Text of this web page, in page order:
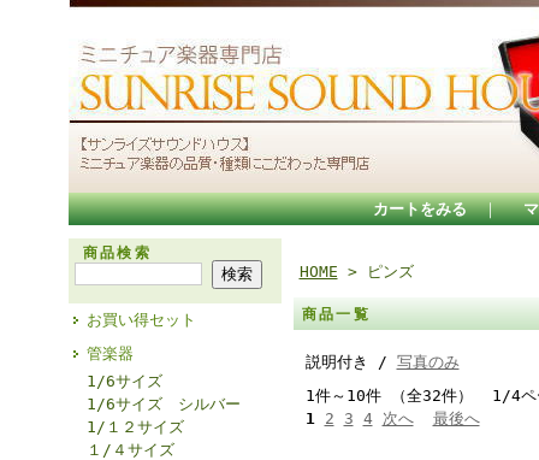
カートをみる ｜
商品検索
お買い得セット
管楽器
1/6サイズ
1/6サイズ シルバー
1/１２サイズ
１/４サイズ
HOME > ピンズ
商品一覧
説明付き / 写真のみ
1件～10件 （全32件） 1/4ペ
1
2 3 4 次へ 最後へ